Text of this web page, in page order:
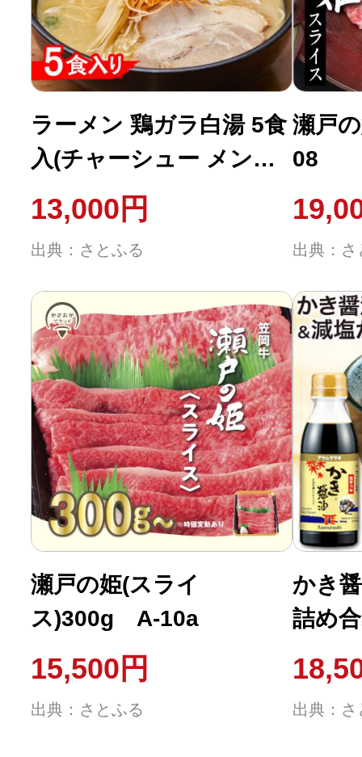
ラーメン 鶏ガラ白湯 5食
入(チャーシュー メンマ
付)とんぺいの生ラーメ
ン A-234
13,000円
出典：さとふる
瀬戸
08
出典：さ
瀬戸の姫(スライ
ス)300g A-10a
15,500円
出典：さとふる
かき
詰め
出典：さ